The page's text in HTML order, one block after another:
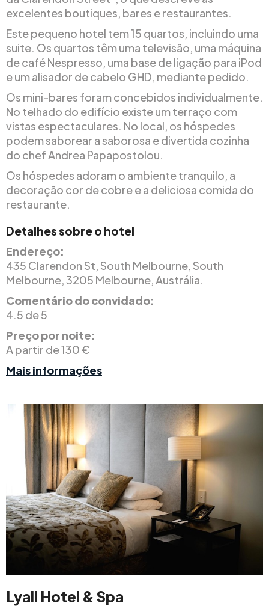
excelentes boutiques, bares e restaurantes.
Este pequeno hotel tem 15 quartos, incluindo uma
suite. Os quartos têm uma televisão, uma máquina
de café Nespresso, uma base de ligação para iPod
e um alisador de cabelo GHD, mediante pedido.
Os mini-bares foram concebidos individualmente.
No telhado do edifício existe um terraço com
vistas espectaculares. No local, os hóspedes
podem saborear a saborosa e divertida cozinha
do chef Andrea Papapostolou.
Os hóspedes adoram o ambiente tranquilo, a
decoração cor de cobre e a deliciosa comida do
restaurante.
Detalhes sobre o hotel
Endereço:
435 Clarendon St, South Melbourne, South
Melbourne, 3205 Melbourne, Austrália.
Comentário do convidado:
4.5 de 5
Preço por noite:
A partir de 130 €
Mais informações
Lyall Hotel & Spa